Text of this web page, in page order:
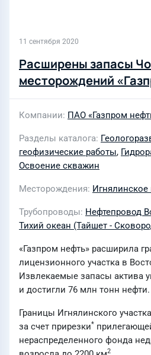
11 сентября 2020
Расширены запасы
месторождений
Компании ПАО «Газпром
Разделы каталога
геофизические работы,
Освоение скважин
Месторождения
Трубопроводы Нефтепровод
Тихий океан (Тайшет -
«Газпром нефть» расширила
лицензионного участка в
Извлекаемые запасы актива
и достигли 76 млн тонн нефти.
Границы Игнялинского
за счет прирезки*
нераспределенного фонда
2